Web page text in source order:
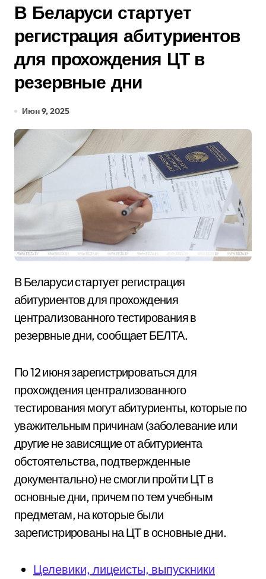
В Беларуси стартует
регистрация абитуриентов
для прохождения ЦТ в
резервные дни
Июн 9, 2025
В Беларуси стартует регистрация
абитуриентов для прохождения
централизованного тестирования в
резервные дни, сообщает БЕЛТА.
По 12 июня зарегистрироваться для
прохождения централизованного
тестирования могут абитуриенты, которые по
уважительным причинам (заболевание или
другие не зависящие от абитуриента
обстоятельства, подтвержденные
документально) не смогли пройти ЦТ в
основные дни, причем по тем учебным
предметам, на которые были
зарегистрированы на ЦТ в основные дни.
Целевики, лицеисты, выпускники